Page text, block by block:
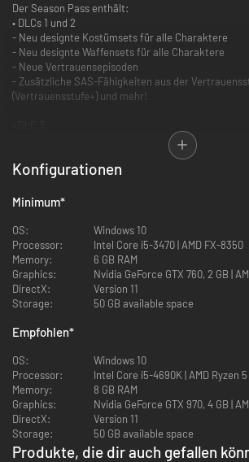
Der Season Pass enthält:
• DLCs 1 und 2
- Neu designte Kostümsets für alle Charaktere
- Neu designte Waffensets für alle Charaktere
- Neue Vertrauensepisoden
- Zusätzliche SAS-Fähigkeiten aus der
(Vertrauensstufe+) und mehr!
- Neu designte Kostümsets für alle Charaktere
- Neue Vertrauensepisoden und mehr!
DLC 3.
Konfigurationen
Minimum*
OS:
Windows 10
Processor:
Intel Core i5-3470 | AMD FX-8350
Memory:
6 GB RAM
Graphics:
Nvidia GeForce GTX 760, 2 GB |
DirectX:
Version 11
Storage:
50 GB available space
Empfohlen*
OS:
Windows 10
Processor:
Intel Core i5-4690K | AMD Ryzen
Memory:
8 GB RAM
Graphics:
Nvidia GeForce GTX 970, 4 GB |
DirectX:
Version 11
Storage:
50 GB available space
Produkte, die dir auch gefallen